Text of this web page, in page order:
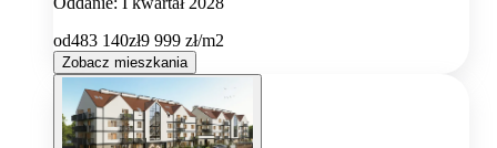
od483 140zł9 999 zł/m2
Zobacz mieszkania